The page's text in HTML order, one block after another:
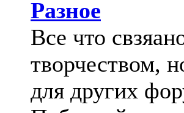
Разное
Все что
творчеством,
для других